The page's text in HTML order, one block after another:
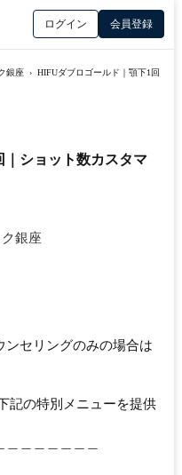
ログイン 会員登録
銀座 › HIFUダブロゴールド｜顎下1回
ショット数カスタマ
銀座
ンセリングのみの場合は
記の特別メニューを提供